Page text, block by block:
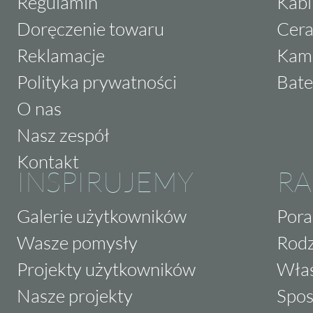
Doręczenie towaru
Reklamacje
Polityka prywatności
O nas
Nasz zespół
Kontakt
INSPIRUJEMY
Galerie użytkowników
Wasze pomysły
Projekty użytkowników
Nasze projekty